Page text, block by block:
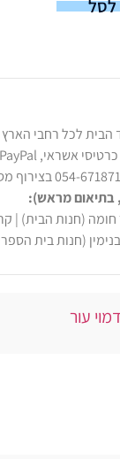
לסל
רחבי הארץ ב-39 ש"ח (עבור חבילות עד
בתיאום מראש):
(חנות הבית) |
(חנות בית
עור